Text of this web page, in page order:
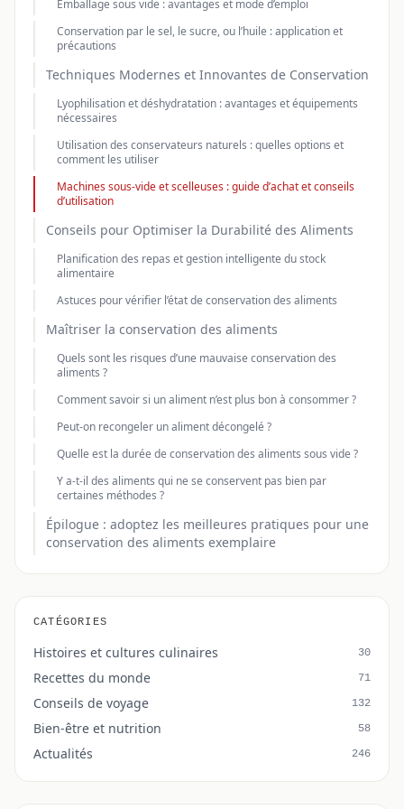
Emballage sous vide : avantages et mode d’emploi
Conservation par le sel, le sucre, ou l’huile : application et
précautions
Techniques Modernes et Innovantes de Conservation
Lyophilisation et déshydratation : avantages et équipements
nécessaires
Utilisation des conservateurs naturels : quelles options et
comment les utiliser
Machines sous-vide et scelleuses : guide d’achat et conseils
d’utilisation
Conseils pour Optimiser la Durabilité des Aliments
Planification des repas et gestion intelligente du stock
alimentaire
Astuces pour vérifier l’état de conservation des aliments
Maîtriser la conservation des aliments
Quels sont les risques d’une mauvaise conservation des
aliments ?
Comment savoir si un aliment n’est plus bon à consommer ?
Peut-on recongeler un aliment décongelé ?
Quelle est la durée de conservation des aliments sous vide ?
Y a-t-il des aliments qui ne se conservent pas bien par
certaines méthodes ?
Épilogue : adoptez les meilleures pratiques pour une
conservation des aliments exemplaire
CATÉGORIES
Histoires et cultures culinaires 30
Recettes du monde 71
Conseils de voyage 132
Bien-être et nutrition 58
Actualités 246